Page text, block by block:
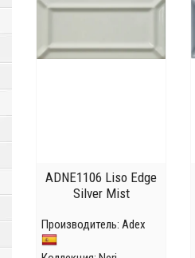
ADNE1106 Liso Edge
Silver Mist
Производитель: Adex